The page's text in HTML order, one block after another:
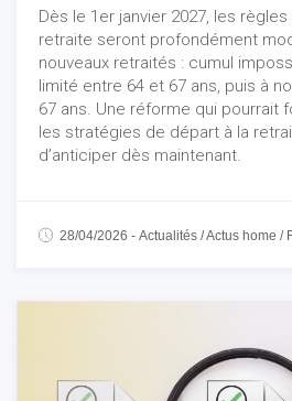
Dès le 1er janvier 2027, les
retraite seront profondément
nouveaux retraités : cumul
limité entre 64 et 67 ans, puis à
67 ans. Une réforme qui pourrait
les stratégies de départ à la
d’anticiper dès maintenant.
28/04/2026 - Actualités /Actus home /